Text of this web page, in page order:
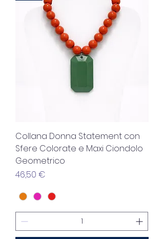
Collana Donna Statement con
Sfere Colorate e Maxi Ciondolo
Geometrico
Precio
46,50 €